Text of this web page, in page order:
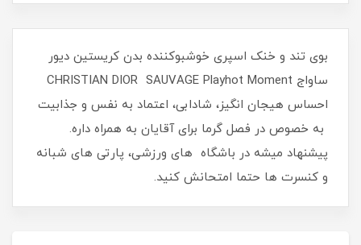
بوی تند و خنک اسپری خوشبوکننده بدن کریستین دیور
ساواج CHRISTIAN DIOR SAUVAGE Playhot Moment
احساس هیجان انگیز، شادابی، اعتماد به نفس و جذابیت
به خصوص در فصل گرما برای آقایان به همراه داره.
پیشنهاد میشه در باشگاه های ورزشی، پارتی های شبانه
و کنسرت ها حتما امتحانش کنید.